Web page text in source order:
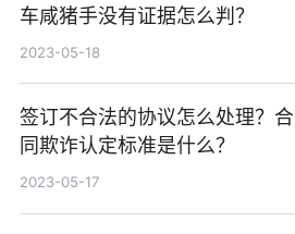
车咸猪手没有证据怎么判？
2023-05-18
签订不合法的协议怎么处理？合
同欺诈认定标准是什么？
2023-05-17